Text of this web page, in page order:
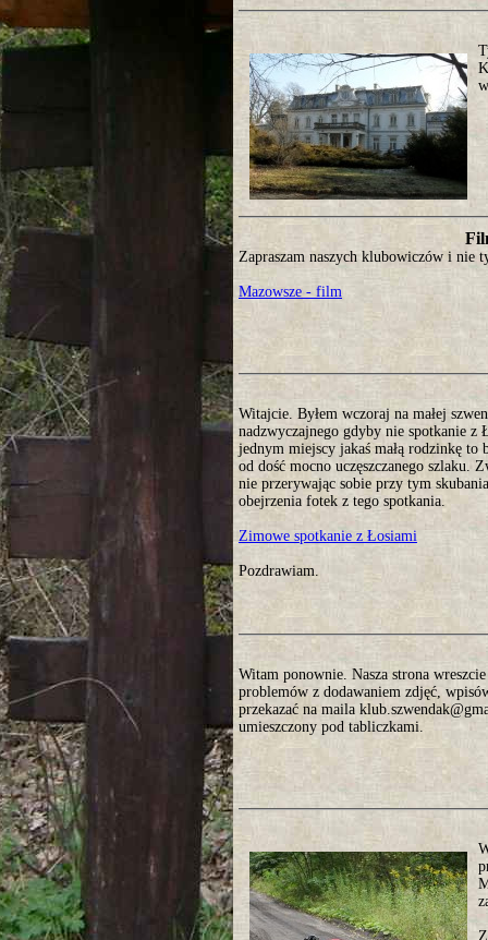
Zapraszam naszych klubowiczów i nie
Mazowsze - film
Witajcie. Byłem wczoraj na małej
nadzwyczajnego gdyby nie spotkanie
jednym miejscy jakaś małą rodzinkę to
od dość mocno uczęszczanego szlaku.
nie przerywając sobie przy tym
obejrzenia fotek z tego spotkania.
Zimowe spotkanie z Łosiami
Pozdrawiam.
Witam ponownie. Nasza strona
problemów z dodawaniem zdjęć,
przekazać na maila
umieszczony pod tabliczkami.